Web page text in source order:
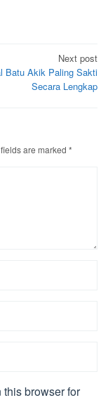
Next post
Batu Akik Paling Sakti
Secara Lengkap
are marked *
browser for